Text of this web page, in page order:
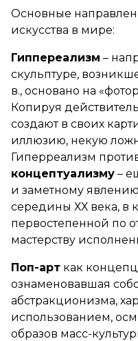
Основные
искусства в мире:
Гиппереализм –
скульптуре,
в., основано на
Копируя
создают в своих
иллюзию, некую
Гиперреализм
концептуализму –
и заметному
середины ХХ века, в
первостепенной по
мастерству
Поп-арт как
ознаменовавшая
абстракционизма,
использованием,
образов масс-